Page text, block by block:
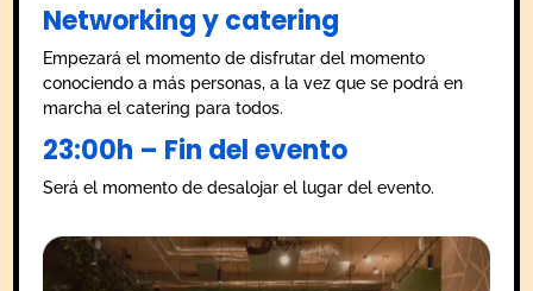
Networking y catering
Empezará el momento de disfrutar del momento
conociendo a más personas, a la vez que se podrá en
marcha el catering para todos.
23:00h – Fin del evento
Será el momento de desalojar el lugar del evento.